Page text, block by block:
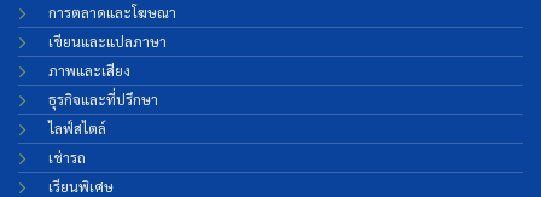
การตลาดและโฆษณา
เขียนและแปลภาษา
ภาพและเสียง
ธุรกิจและที่ปรึกษา
ไลฟ์สไตล์
เช่ารถ
เรียนพิเศษ